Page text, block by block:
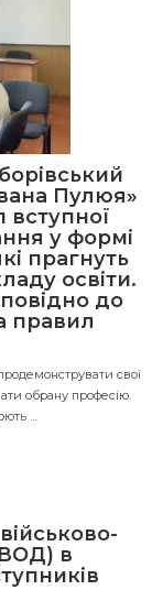
Пулюя»
у формі
прагнуть
освіти.
до
правил
свої
обрану професію.
…
в